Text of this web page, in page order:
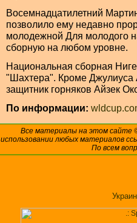
Восемнадцатилетний
позволило ему недавно
молодежной Для молодого
сборную на любом уровне.
Национальная сборная
"Шахтера". Кроме Джулиуса
защитник горняков Айзек
По информации:
Все материалы на этом сайте
использовании любых материалов
По всем